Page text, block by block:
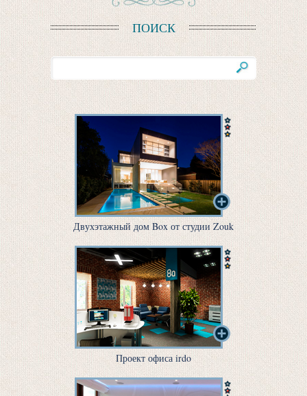
ПОИСК
Двухэтажный дом Box от студии Zouk
Проект офиса irdo